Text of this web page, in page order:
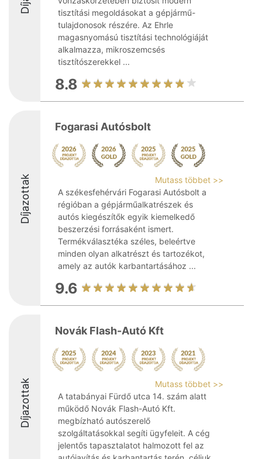
tisztítási megoldásokat a gépjármű-
tulajdonosok részére. Az Ehrle
magasnyomású tisztítási technológiáját
alkalmazza, mikroszemcsés
tisztítószerekkel ...
8.8
Díjazottak
Fogarasi Autósbolt
Mutass többet >>
A székesfehérvári Fogarasi Autósbolt a
régióban a gépjárműalkatrészek és
autós kiegészítők egyik kiemelkedő
beszerzési forrásaként ismert.
Termékválasztéka széles, beleértve
minden olyan alkatrészt és tartozékot,
amely az autók karbantartásához ...
9.6
Díjazottak
Novák Flash-Autó Kft
Mutass többet >>
A tatabányai Fürdő utca 14. szám alatt
működő Novák Flash-Autó Kft.
megbízható autószerelő
szolgáltatásokkal segíti ügyfeleit. A cég
jelentős tapasztalatot halmozott fel az